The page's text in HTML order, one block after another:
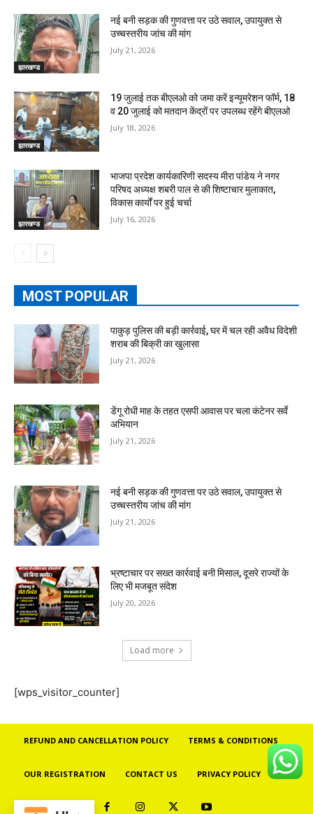
झारखण्ड
नई बनी सड़क की गुणवत्ता पर उठे सवाल, उपायुक्त से
उच्चस्तरीय जांच की मांग
July 21, 2026
झारखण्ड
19 जुलाई तक बीएलओ को जमा करें इन्यूमरेशन फॉर्म, 18
व 20 जुलाई को मतदान केंद्रों पर उपलब्ध रहेंगे बीएलओ
July 18, 2026
झारखण्ड
भाजपा प्रदेश कार्यकारिणी सदस्य मीरा पांडेय ने नगर
परिषद अध्यक्ष शबरी पाल से की शिष्टाचार मुलाकात,
विकास कार्यों पर हुई चर्चा
July 16, 2026
MOST POPULAR
पाकुड़ पुलिस की बड़ी कार्रवाई, घर में चल रही अवैध विदेशी
शराब की बिक्री का खुलासा
July 21, 2026
डेंगू रोधी माह के तहत एसपी आवास पर चला कंटेनर सर्वे
अभियान
July 21, 2026
नई बनी सड़क की गुणवत्ता पर उठे सवाल, उपायुक्त से
उच्चस्तरीय जांच की मांग
July 21, 2026
भ्रष्टाचार पर सख्त कार्रवाई बनी मिसाल, दूसरे राज्यों के
लिए भी मजबूत संदेश
July 20, 2026
Load more
[wps_visitor_counter]
REFUND AND CANCELLATION POLICY TERMS & CONDITIONS
OUR REGISTRATION CONTACT US PRIVACY POLICY